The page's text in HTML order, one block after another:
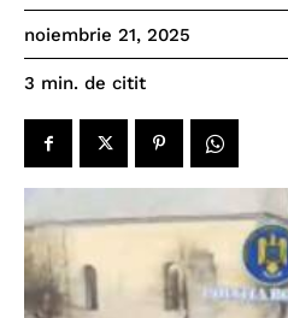
noiembrie 21, 2025
3 min. de citit